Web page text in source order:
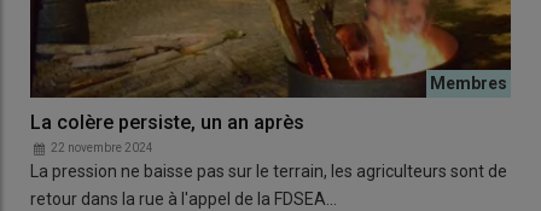
La colère persiste, un an après
22 novembre 2024
La pression ne baisse pas sur le terrain, les agriculteurs sont de
retour dans la rue à l'appel de la FDSEA…